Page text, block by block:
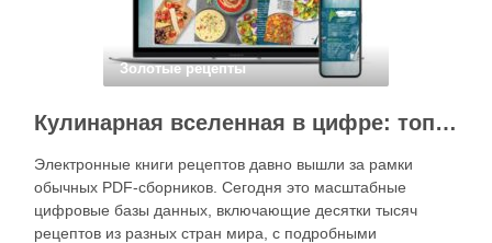
Золотые рецепты
Кулинарная вселенная в цифре: топ-3 самых больших электронных книг рецептов
Электронные книги рецептов давно вышли за рамки
обычных PDF-сборников. Сегодня это масштабные
цифровые базы данных, включающие десятки тысяч
рецептов из разных стран мира, с подробными